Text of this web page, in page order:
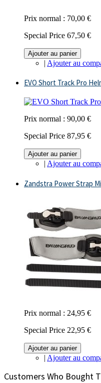
Prix normal : 70,00 €
Special Price 67,50 €
Ajouter au panier
| Ajouter au
EVO Short Track Pro
Prix normal : 90,00 €
Special Price 87,95 €
Ajouter au panier
| Ajouter au
Zandstra Power Strap
Prix normal : 24,95 €
Special Price 22,95 €
Ajouter au panier
| Ajouter au
Customers Who Bought